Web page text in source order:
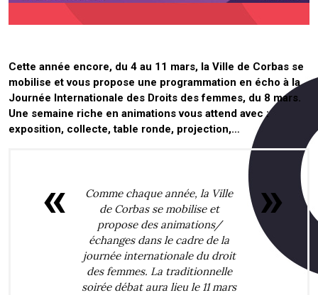
Cette année encore, du 4 au 11 mars, la Ville de Corbas se
mobilise et vous propose une programmation en écho à la
Journée Internationale des Droits des femmes, du 8 mars.
Une semaine riche en animations vous attend avec :
exposition, collecte, table ronde, projection,…
Comme chaque année, la Ville
de Corbas se mobilise et
propose des animations/
échanges dans le cadre de la
journée internationale du droit
des femmes. La traditionnelle
soirée débat aura lieu le 11 mars